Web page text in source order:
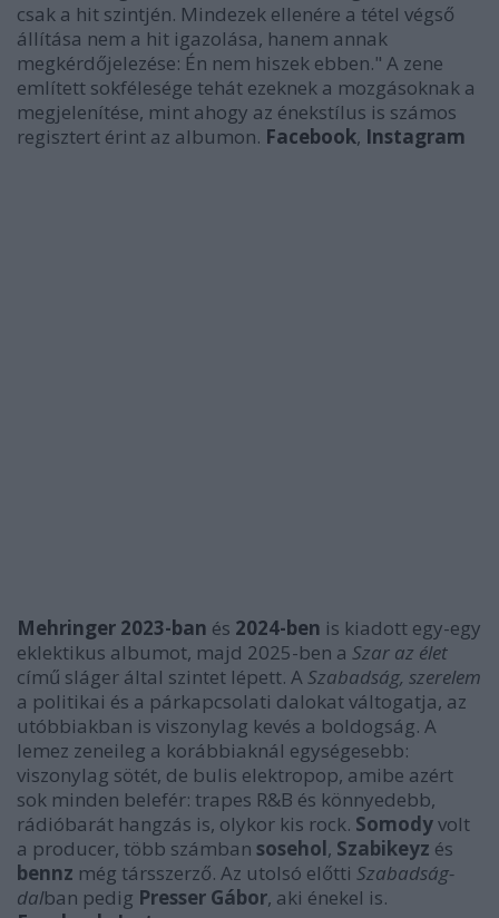
csak a hit szintjén. Mindezek ellenére a tétel végső
állítása nem a hit igazolása, hanem annak
megkérdőjelezése: Én nem hiszek ebben." A zene
említett sokfélesége tehát ezeknek a mozgásoknak a
megjelenítése, mint ahogy az énekstílus is számos
regisztert érint az albumon. Facebook, Instagram
Mehringer 2023-ban és 2024-ben is kiadott egy-egy
eklektikus albumot, majd 2025-ben a Szar az élet
című sláger által szintet lépett. A Szabadság, szerelem
a politikai és a párkapcsolati dalokat váltogatja, az
utóbbiakban is viszonylag kevés a boldogság. A
lemez zeneileg a korábbiaknál egységesebb:
viszonylag sötét, de bulis elektropop, amibe azért
sok minden belefér: trapes R&B és könnyedebb,
rádióbarát hangzás is, olykor kis rock. Somodyvolt
a producer, több számban sosehol, Szabikeyz és
bennz még társszerző. Az utolsó előtti Szabadság-
dalban pedig Presser Gábor, aki énekel is.